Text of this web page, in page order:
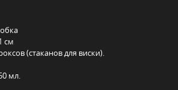
см
(стаканов для виски).
мл.